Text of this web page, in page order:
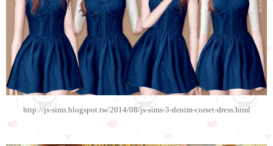
http://js-sims.blogspot.tw/2014/08/js-sims-3-denim-corset-dress.html